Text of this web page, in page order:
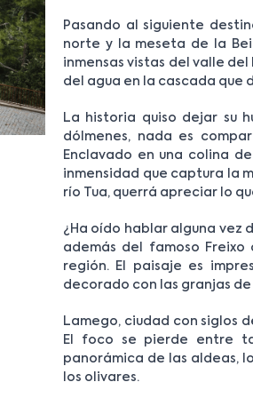
Pasando al siguiente
norte y la meseta de la
inmensas vistas del valle
del agua en la cascada que
La historia quiso dejar su
dólmenes, nada es
Enclavado en una colina
inmensidad que captura la
río Tua, querrá apreciar lo
¿Ha oído hablar alguna vez
además del famoso
región. El paisaje es
decorado con las granjas
Lamego, ciudad con siglos
El foco se pierde entre
panorámica de las aldeas,
los olivares.